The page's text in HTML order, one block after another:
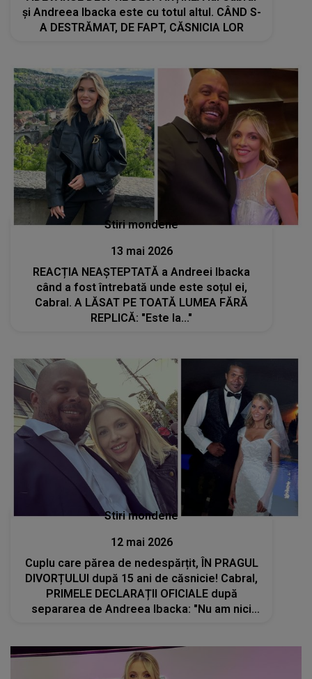
și Andreea Ibacka este cu totul altul. CÂND S-
A DESTRĂMAT, DE FAPT, CĂSNICIA LOR
Stiri mondene
13 mai 2026
REACȚIA NEAȘTEPTATĂ a Andreei Ibacka
când a fost întrebată unde este soțul ei,
Cabral. A LĂSAT PE TOATĂ LUMEA FĂRĂ
REPLICĂ: "Este la..."
Stiri mondene
12 mai 2026
Cuplu care părea de nedespărțit, ÎN PRAGUL
DIVORȚULUI după 15 ani de căsnicie! Cabral,
PRIMELE DECLARAȚII OFICIALE după
separarea de Andreea Ibacka: "Nu am nici